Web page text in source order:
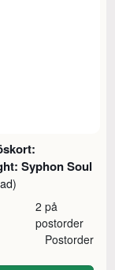
Syphon Soul
2 på
postorder
Postorder